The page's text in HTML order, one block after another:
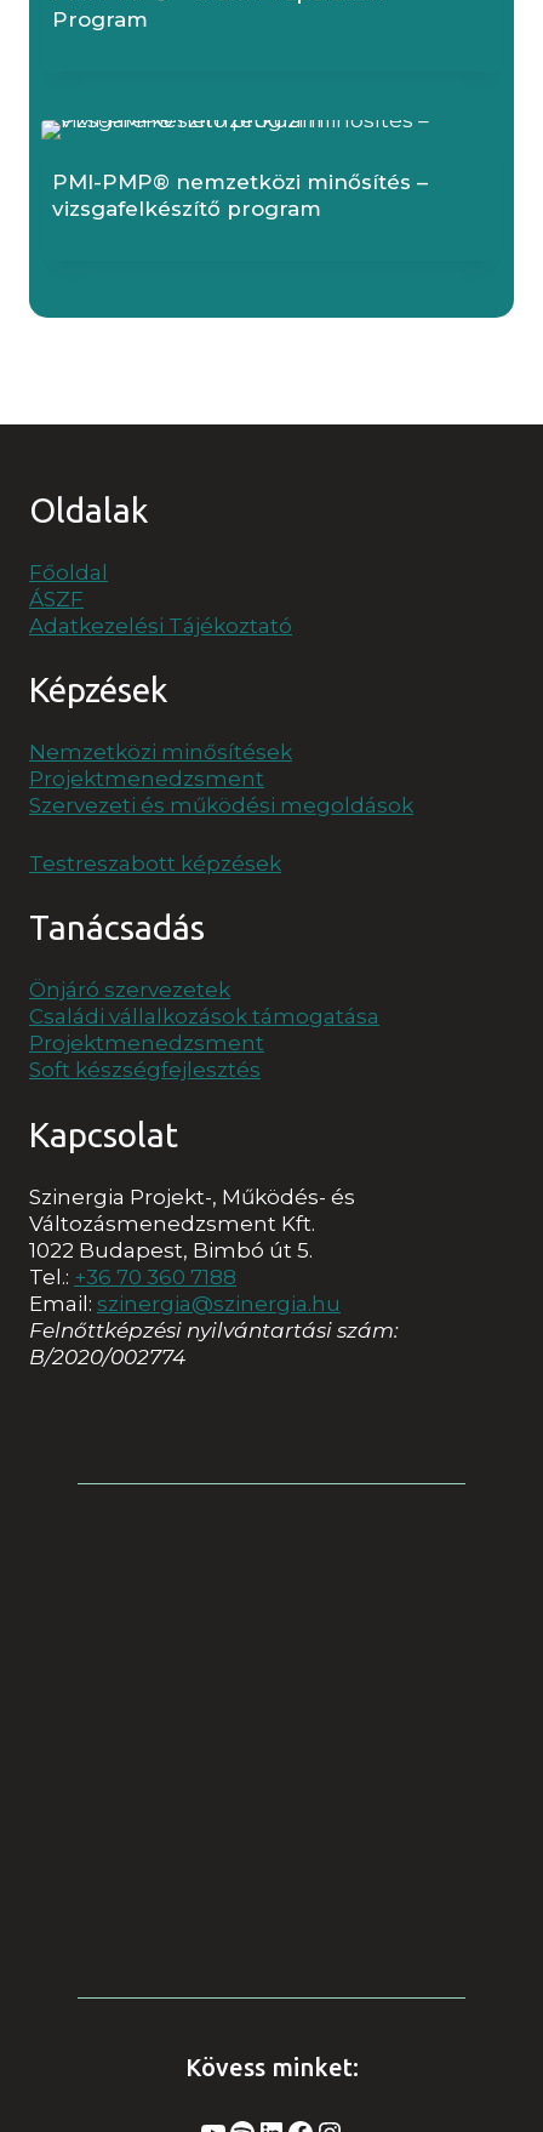
Program
PMI-PMP® nemzetközi minősítés –
vizsgafelkészítő program
Oldalak
Főoldal
ÁSZF
Adatkezelési Tájékoztató
Képzések
Nemzetközi minősítések
Projektmenedzsment
Szervezeti és működési megoldások
Testreszabott képzések
Tanácsadás
Önjáró szervezetek
Családi vállalkozások támogatása
Projektmenedzsment
Soft készségfejlesztés
Kapcsolat
Szinergia Projekt-, Működés- és
Változásmenedzsment Kft.
1022 Budapest, Bimbó út 5.
Tel.: +36 70 360 7188
Email: szinergia@szinergia.hu
Felnőttképzési nyilvántartási szám:
B/2020/002774
Kövess minket: